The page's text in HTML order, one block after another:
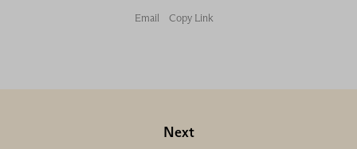
Email
Copy Link
Next